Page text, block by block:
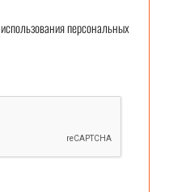
использования персональных